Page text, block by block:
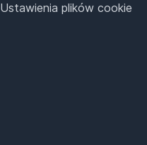
Ustawienia plików cookie